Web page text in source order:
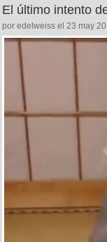
El último intento
por edelweiss el 23 may